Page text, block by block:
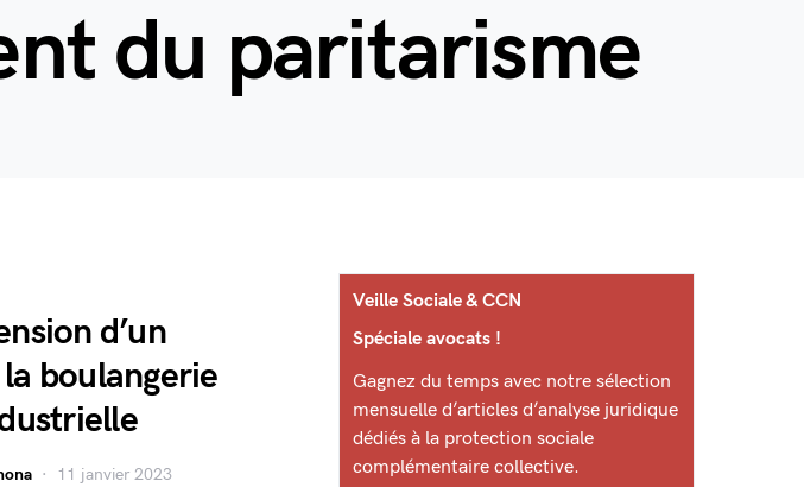
du paritarisme
d’un
boulangerie
11 janvier 2023
Veille Sociale & CCN
Spéciale avocats !
Gagnez du temps avec notre sélection
mensuelle d’articles d’analyse juridique
dédiés à la protection sociale
complémentaire collective.